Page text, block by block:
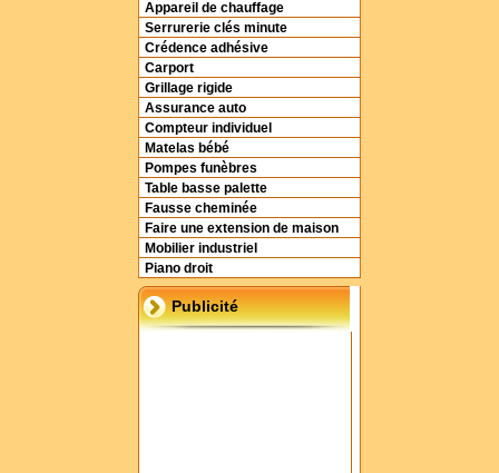
Appareil de chauffage
Serrurerie clés minute
Crédence adhésive
Carport
Grillage rigide
Assurance auto
Compteur individuel
Matelas bébé
Pompes funèbres
Table basse palette
Fausse cheminée
Faire une extension de maison
Mobilier industriel
Piano droit
Publicité